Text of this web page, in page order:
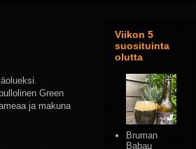
Green
ja makuna
Viikon 5
suosituinta
olutta
Bruman
Babau